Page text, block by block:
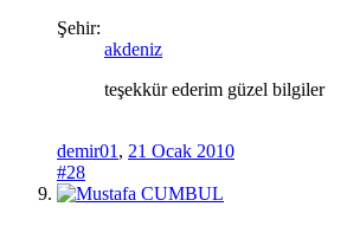
Şehir:
akdeniz
teşekkür ederim güzel bilgiler
demir01, 21 Ocak 2010
#28